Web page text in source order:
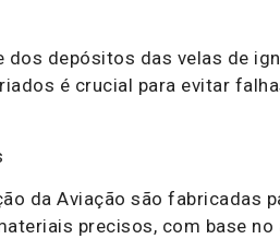
depósitos das velas de
é crucial para evitar
da Aviação são fabricadas
precisos, com base no